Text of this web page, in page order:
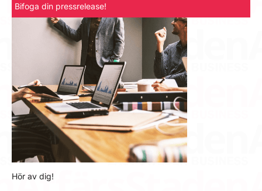
Bifoga din pressrelease!
Hör av dig!